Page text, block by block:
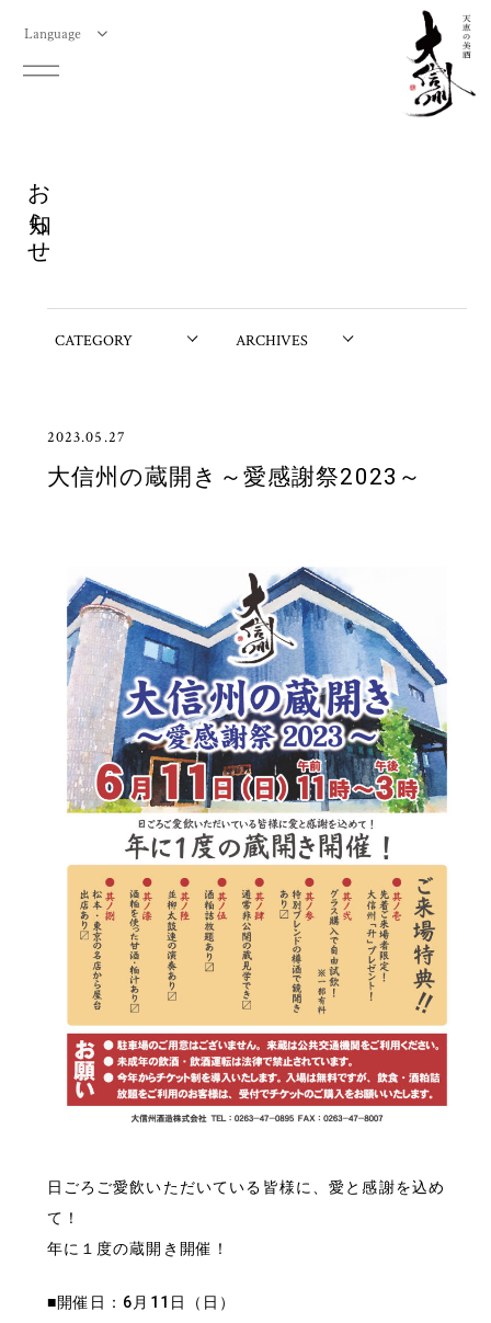
Language
お知らせ
2023.05.27
大信州の蔵開き～愛感謝祭2023～
日ごろご愛飲いただいている皆様に、愛と感謝を込め
て！
年に１度の蔵開き開催！
■開催日：6月11日（日）